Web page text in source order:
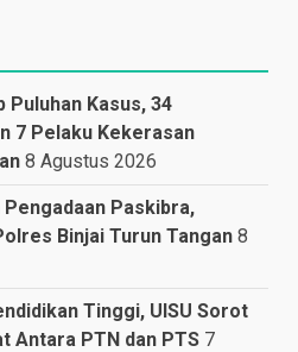
Kasus, 34
7 Pelaku Kekerasan
8 Agustus 2026
Paskibra,
Binjai Turun Tangan 8
Tinggi, UISU Sorot
Antara PTN dan PTS 7